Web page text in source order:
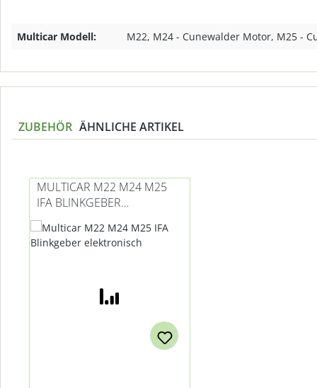
Multicar Modell: M22, M24 - Cunewalder Motor, M25 -
ZUBEHÖR ÄHNLICHE ARTIKEL
MULTICAR M22 M24 M25
IFA BLINKGEBER
ELEKTRONISCH